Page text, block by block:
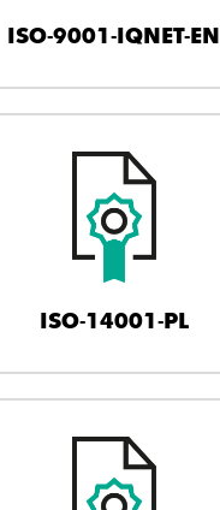
ISO-9001-IQNET-EN
ISO-14001-PL